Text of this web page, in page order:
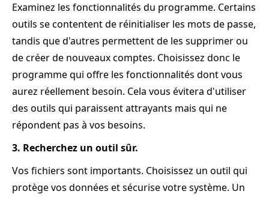
Examinez les fonctionnalités du programme. Certains
outils se contentent de réinitialiser les mots de passe,
tandis que d'autres permettent de les supprimer ou
de créer de nouveaux comptes. Choisissez donc le
programme qui offre les fonctionnalités dont vous
aurez réellement besoin. Cela vous évitera d'utiliser
des outils qui paraissent attrayants mais qui ne
répondent pas à vos besoins.
3. Recherchez un outil sûr.
Vos fichiers sont importants. Choisissez un outil qui
protège vos données et sécurise votre système. Un